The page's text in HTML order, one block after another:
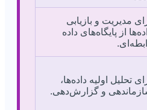
مدیریت و بازیابی
از پایگاه‌های داده
تحلیل اولیه داده‌ها،
و گزارش‌دهی.